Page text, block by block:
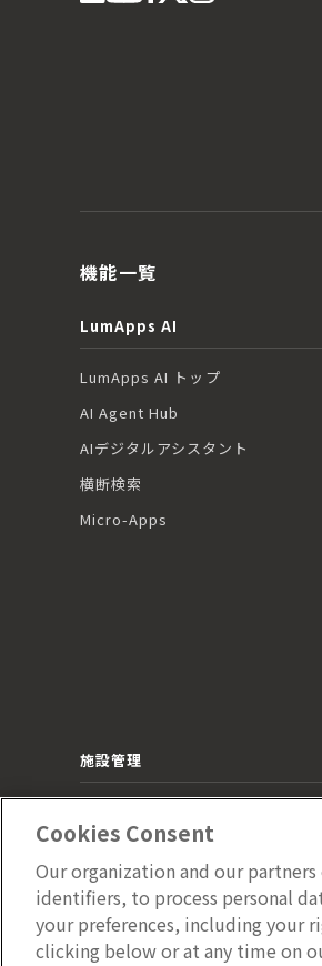
機能一覧
LumApps AI
LumApps AI トップ
AI Agent Hub
AIデジタルアシスタント
横断検索
Micro-Apps
施設管理
Cookies Consent
Our organization and our
identifiers, to process personal
your preferences, including your
clicking below or at any time on